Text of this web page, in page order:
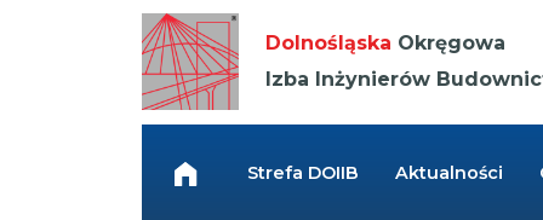
Kieruje
do
strony
głównej
Dolnośląska Okręgowa
Izba Inżynierów
do
strony
Strefa DOIIB Aktualności